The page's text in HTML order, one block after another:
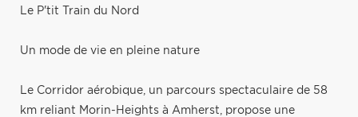
Le P'tit Train du Nord
Un mode de vie en pleine nature
Le Corridor aérobique, un parcours spectaculaire de 58
km reliant Morin-Heights à Amherst, propose une